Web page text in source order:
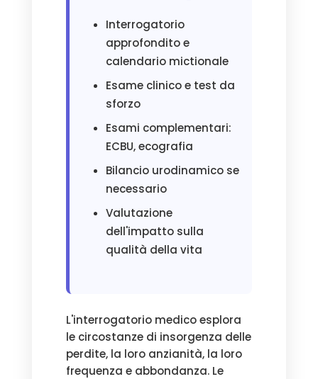
Interrogatorio
approfondito e
calendario mictionale
Esame clinico e test da
sforzo
Esami complementari:
ECBU, ecografia
Bilancio urodinamico se
necessario
Valutazione
dell'impatto sulla
qualità della vita
L'interrogatorio medico esplora
le circostanze di insorgenza delle
perdite, la loro anzianità, la loro
frequenza e abbondanza. Le